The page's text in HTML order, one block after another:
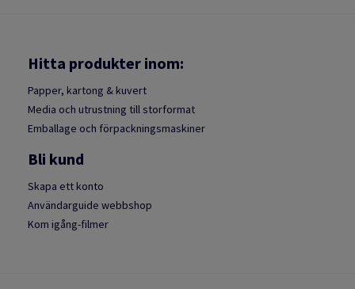
Hitta produkter inom:
Papper, kartong & kuvert
Media och utrustning till storformat
Emballage och förpackningsmaskiner
Bli kund
Skapa ett konto
Användarguide webbshop
Kom igång-filmer